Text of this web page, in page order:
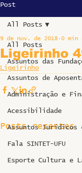
Post
All Posts
Assuntos das
Assuntos de
Administração e
Acessibilidade
Assuntos Jurídicos
Fala SINTET-UFU
Esporte Cultura e
All Posts
Ligeirinho
9 de nov. de 2018 0 min
Ligeirinho
Posts recentes